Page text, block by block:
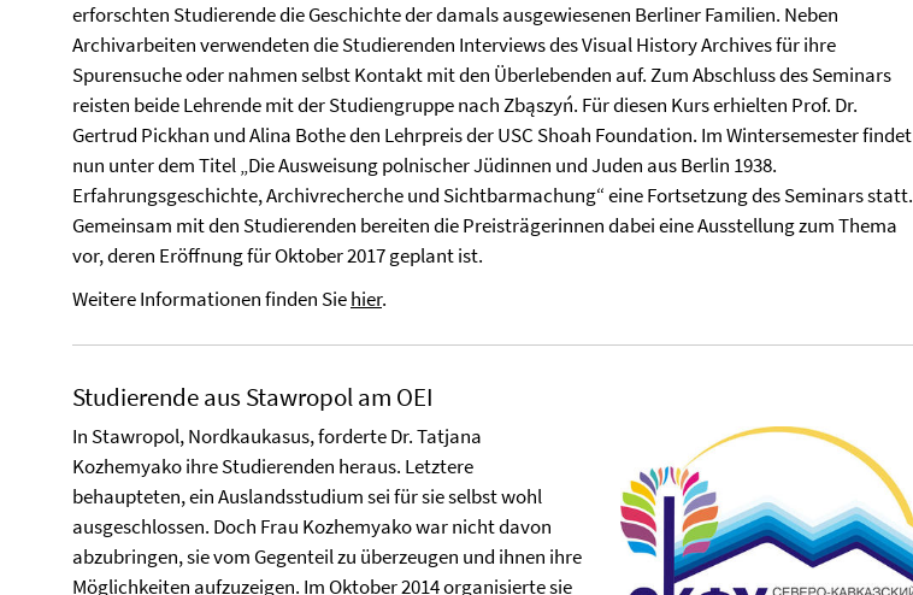
erforschten Studierende die Geschichte der damals ausgewiesenen Berliner Familien. Neben
Archivarbeiten verwendeten die Studierenden Interviews des Visual History Archives für ihre
Spurensuche oder nahmen selbst Kontakt mit den Überlebenden auf. Zum Abschluss des Seminars
reisten beide Lehrende mit der Studiengruppe nach Zbąszyń. Für diesen Kurs erhielten Prof. Dr.
Gertrud Pickhan und Alina Bothe den Lehrpreis der USC Shoah Foundation. Im Wintersemester findet
nun unter dem Titel „Die Ausweisung polnischer Jüdinnen und Juden aus Berlin 1938.
Erfahrungsgeschichte, Archivrecherche und Sichtbarmachung“ eine Fortsetzung des Seminars statt.
Gemeinsam mit den Studierenden bereiten die Preisträgerinnen dabei eine Ausstellung zum Thema
vor, deren Eröffnung für Oktober 2017 geplant ist.
Weitere Informationen finden Siehier.
Studierende aus Stawropol am OEI
In Stawropol, Nordkaukasus, forderte Dr. Tatjana
Kozhemyako ihre Studierenden heraus. Letztere
behaupteten, ein Auslandsstudium sei für sie selbst wohl
ausgeschlossen. Doch Frau Kozhemyako war nicht davon
abzubringen, sie vom Gegenteil zu überzeugen und ihnen ihre
Möglichkeiten aufzuzeigen. Im Oktober 2014 organisierte sie